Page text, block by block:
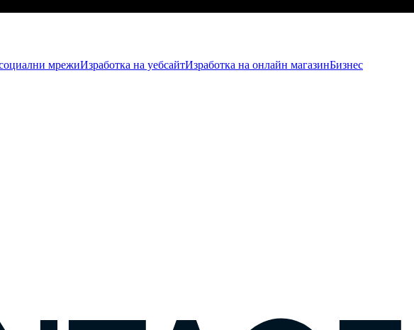
мрежиИзработка на уебсайтИзработка на онлайн магазинБизнес